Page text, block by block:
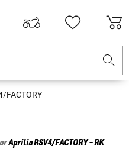
FACTORY
ApriliaRSV4/FACTORY - RK